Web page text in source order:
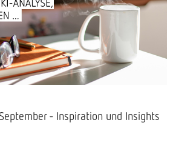
- Inspiration und Insights